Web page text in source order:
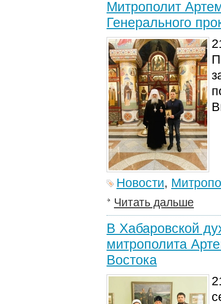
Митрополит
Генерального
Новости,
Читать дальше
В Хабаровской
митрополита
Востока